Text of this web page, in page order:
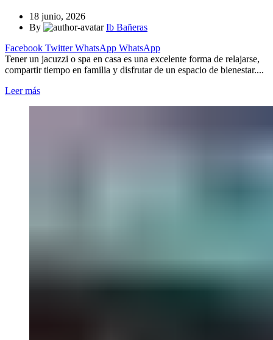
18 junio, 2026
By
Ib Bañeras
Facebook Twitter WhatsApp WhatsApp
Tener un jacuzzi o spa en casa es una excelente forma de relajarse,
compartir tiempo en familia y disfrutar de un espacio de bienestar....
Leer más